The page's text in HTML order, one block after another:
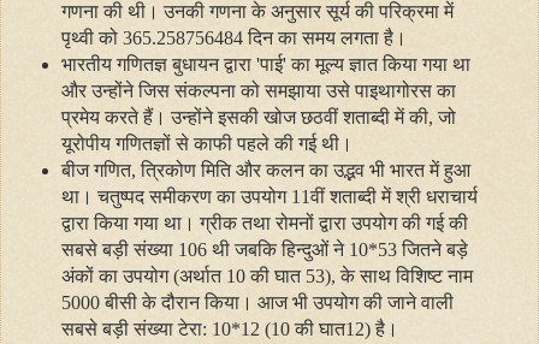
गणना की थी। उनकी गणना के अनुसार सूर्य की परिक्रमा में
पृथ्‍वी को 365.258756484 दिन का समय लगता है।
भारतीय गणितज्ञ बुधायन द्वारा 'पाई'का मूल्‍य ज्ञात किया गया था
और उन्‍होंने जिस संकल्‍पना को समझाया उसे पाइथागोरस का
प्रमेय करते हैं। उन्‍होंने इसकी खोज छठवीं शताब्‍दी में की,जो
यूरोपीय गणितज्ञों से काफी पहले की गई थी।
बीज गणित,त्रिकोण मिति और कलन का उद्भव भी भारत में हुआ
था। चतुष्‍पद समीकरण का उपयोग 11वीं शताब्‍दी में श्री धराचार्य
द्वारा किया गया था। ग्रीक तथा रोमनों द्वारा उपयोग की गई की
सबसे बड़ी संख्‍या 106 थी जबकि हिन्‍दुओं ने 10*53 जितने बड़े
अंकों का उपयोग (अर्थात 10 की घात 53),के साथ विशिष्‍ट नाम
5000 बीसी के दौरान किया। आज भी उपयोग की जाने वाली
सबसे बड़ी संख्‍या टेरा: 10*12 (10 की घात12) है।